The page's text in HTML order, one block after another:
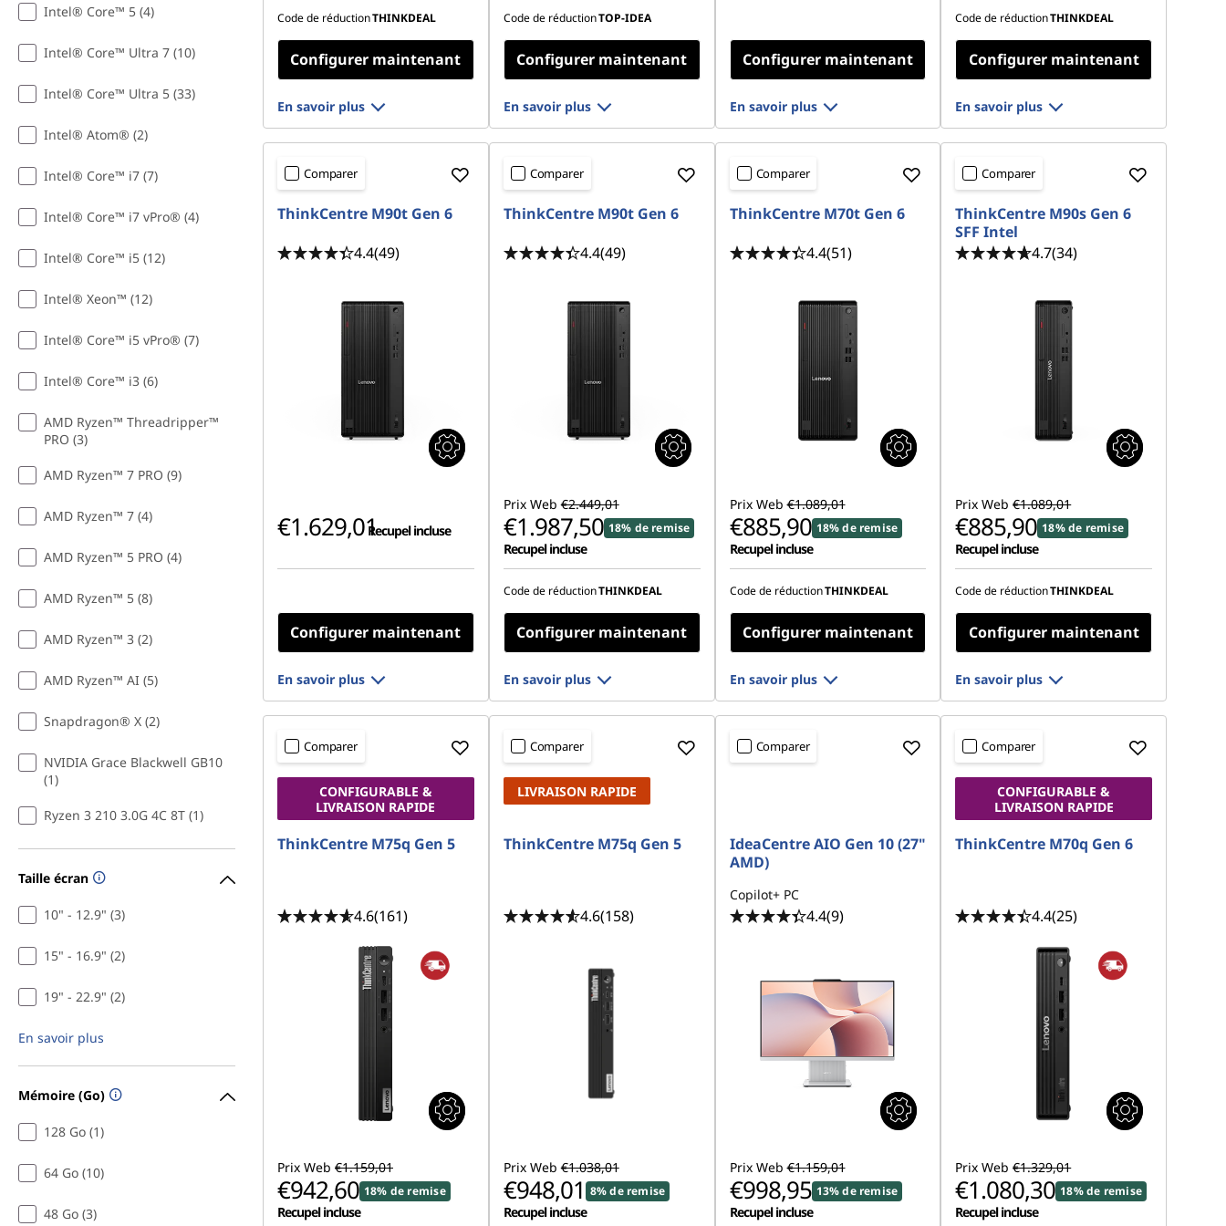
Intel® Core™ 5 (4)
Intel® Core™ Ultra 7 (10)
Intel® Core™ Ultra 5 (33)
Intel® Atom® (2)
Intel® Core™ i7 (7)
Intel® Core™ i7 vPro® (4)
Intel® Core™ i5 (12)
Intel® Xeon™ (12)
Intel® Core™ i5 vPro® (7)
Intel® Core™ i3 (6)
AMD Ryzen™ Threadripper™
PRO (3)
AMD Ryzen™ 7 PRO (9)
AMD Ryzen™ 7 (4)
AMD Ryzen™ 5 PRO (4)
AMD Ryzen™ 5 (8)
AMD Ryzen™ 3 (2)
AMD Ryzen™ AI (5)
Snapdragon® X (2)
NVIDIA Grace Blackwell GB10
(1)
Ryzen 3 210 3.0G 4C 8T (1)
Taille écran
10" - 12.9" (3)
15" - 16.9" (2)
19" - 22.9" (2)
En savoir plus
Mémoire (Go)
128 Go (1)
64 Go (10)
48 Go (3)
Code de réductionTHINKDEAL
Configurer maintenant
En savoir plus
Code de réductionTOP-IDEA
Configurer maintenant
En savoir plus
Configurer maintenant
En savoir plus
Code de réductionTHINKDEAL
Configurer maintenant
En savoir plus
Comparer
ThinkCentre M90t Gen 6
4.4(49)
€1.629,01Recupel incluse
Configurer maintenant
En savoir plus
Comparer
ThinkCentre M90t Gen 6
4.4(49)
Prix Web €2.449,01
€1.987,50 18% de remise
Recupel incluse
Code de réductionTHINKDEAL
Configurer maintenant
En savoir plus
Comparer
ThinkCentre M70t Gen 6
4.4(51)
Prix Web €1.089,01
€885,90 18% de remise
Recupel incluse
Code de réductionTHINKDEAL
Configurer maintenant
En savoir plus
Comparer
ThinkCentre M90s Gen 6
SFF Intel
4.7(34)
Prix Web €1.089,01
€885,90 18% de remise
Recupel incluse
Code de réductionTHINKDEAL
Configurer maintenant
En savoir plus
Comparer
CONFIGURABLE &
LIVRAISON RAPIDE
ThinkCentre M75q Gen 5
4.6(161)
Prix Web €1.159,01
€942,60 18% de remise
Recupel incluse
Comparer
LIVRAISON RAPIDE
ThinkCentre M75q Gen 5
4.6(158)
Prix Web €1.038,01
€948,01 8% de remise
Recupel incluse
Comparer
IdeaCentre AIO Gen 10 (27"
AMD)
Copilot+ PC
4.4(9)
Prix Web €1.159,01
€998,95 13% de remise
Recupel incluse
Comparer
CONFIGURABLE &
LIVRAISON RAPIDE
ThinkCentre M70q Gen 6
4.4(25)
Prix Web €1.329,01
€1.080,30 18% de remise
Recupel incluse